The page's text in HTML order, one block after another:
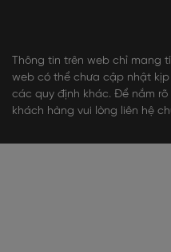
Thông tin trên web chỉ mang
web có thể chưa cập nhật
các quy định khác. Để nắm
khách hàng vui lòng liên hệ